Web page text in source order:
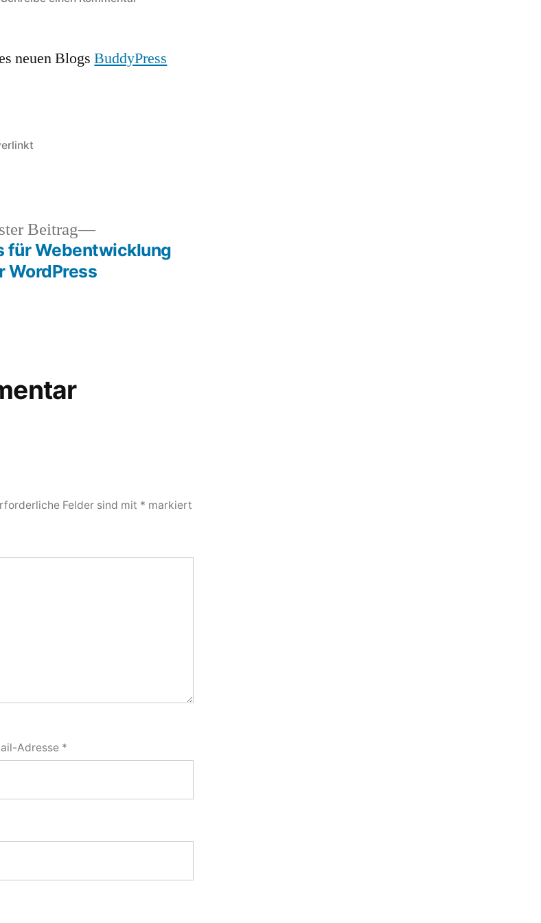
Tricks,
neuen BlogsBuddyPress
Beitrag
Nächster
Beitrag:
für Webentwicklung
WordPress
Felder sind mit * markiert
Adresse *